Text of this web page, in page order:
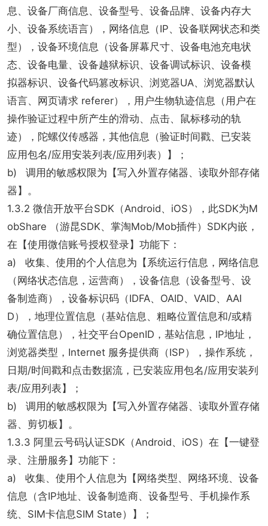
息、设备厂商信息、设备型号、设备品牌、设备内存大
小、设备系统语言），网络信息（IP、设备联网状态和类
型），设备环境信息（设备屏幕尺寸、设备电池充电状
态、设备电量、设备越狱标识、设备调试标识、设备模
拟器标识、设备代码篡改标识、浏览器UA、浏览器默认
语言、网页请求 referer），用户生物轨迹信息（用户在
操作验证过程中所产生的滑动、点击、鼠标移动的轨
迹），陀螺仪传感器，其他信息（验证时间戳、已安装
应用包名/应用安装列表/应用列表）】；
b) 调用的敏感权限为【写入外置存储器、读取外部存储
器】。
1.3.2 微信开放平台SDK（Android、iOS），此SDK为M
obShare （游昆SDK、掌淘Mob/Mob插件）SDK内嵌，
在【使用微信账号授权登录】功能下：
a) 收集、使用的个人信息为【系统运行信息，网络信息
（网络状态信息，运营商），设备信息（设备型号、设
备制造商），设备标识码（IDFA、OAID、VAID、AAI
D），地理位置信息（基站信息、粗略位置信息和/或精
确位置信息），社交平台OpenID，基站信息，IP地址，
浏览器类型，Internet 服务提供商（ISP），操作系统，
日期/时间戳和点击数据流，已安装应用包名/应用安装列
表/应用列表】；
b) 调用的敏感权限为【写入外置存储器、读取外置存储
器、剪切板】。
1.3.3 阿里云号码认证SDK（Android、iOS）在【一键登
录、注册服务】功能下：
a) 收集、使用个人信息为【网络类型、网络环境、设备
信息（含IP地址、设备制造商、设备型号、手机操作系
统、SIM卡信息SIM State）】；